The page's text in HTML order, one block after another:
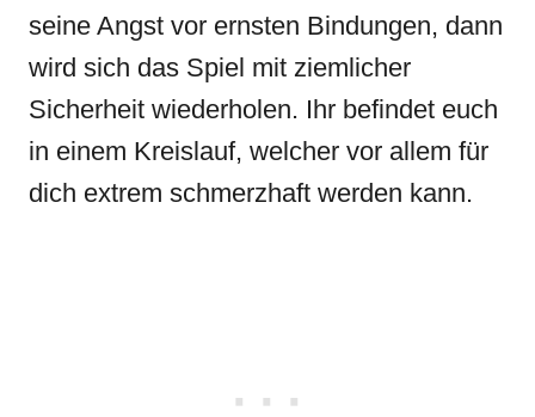
seine Angst vor ernsten Bindungen, dann
wird sich das Spiel mit ziemlicher
Sicherheit wiederholen. Ihr befindet euch
in einem Kreislauf, welcher vor allem für
dich extrem schmerzhaft werden kann.